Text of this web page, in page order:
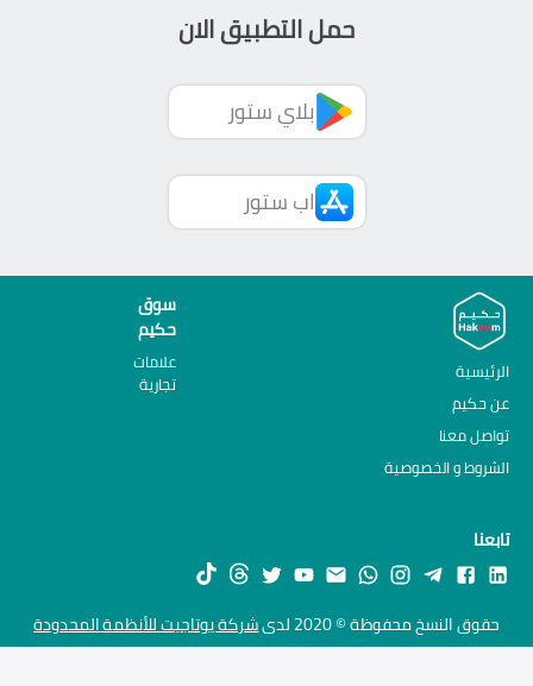
حمل التطبيق الان
بلاي ستور
اب ستور
الرئيسية
عن حكيم
تواصل معنا
الشروط و الخصوصية
سوق
حكيم
علامات
تجارية
تابعنا
حقوق النسخ محفوظة © 2020 لدى شركة يوتاجيت للأنظمة المحدودة